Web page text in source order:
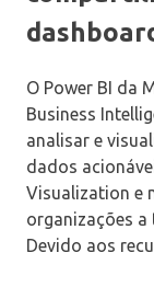
O Power BI da
Business
analisar e
dados
Visualization e
organizações
Devido aos